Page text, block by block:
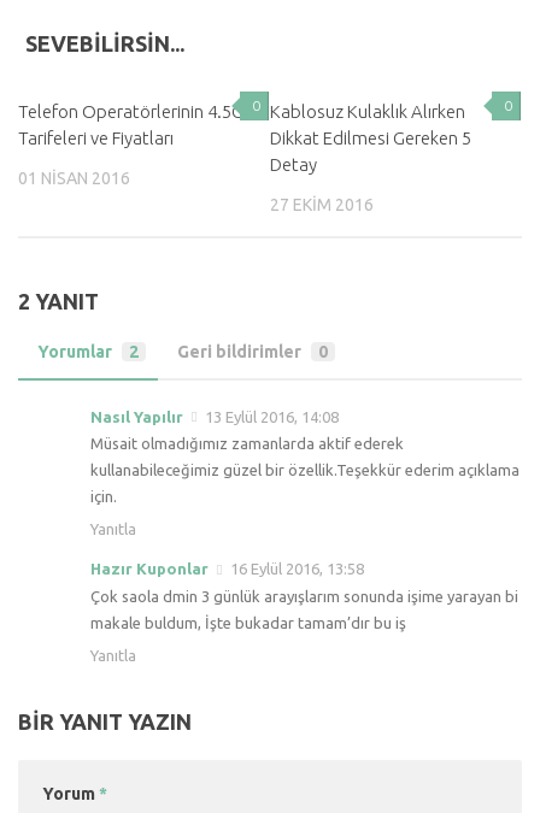
SEVEBILIRSIN...
0
Telefon Operatörlerinin 4.5G
Tarifeleri ve Fiyatları
01 NISAN 2016
0
Kablosuz Kulaklık Alırken
Dikkat Edilmesi Gereken 5
Detay
27 EKIM 2016
2 YANIT
Yorumlar 2 Geri bildirimler 0
Nasıl Yapılır
13 Eylül 2016, 14:08
Müsait olmadığımız zamanlarda aktif ederek
kullanabileceğimiz güzel bir özellik.Teşekkür ederim açıklama
için.
Yanıtla
Hazır Kuponlar
16 Eylül 2016, 13:58
Çok saola dmin 3 günlük arayışlarım sonunda işime yarayan bi
makale buldum, İşte bukadar tamam’dır bu iş
Yanıtla
BIR YANIT YAZIN
Yorum *